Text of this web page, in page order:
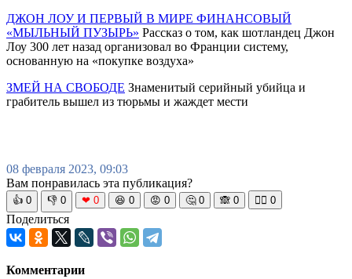
ДЖОН ЛОУ И ПЕРВЫЙ В МИРЕ ФИНАНСОВЫЙ
«МЫЛЬНЫЙ ПУЗЫРЬ» Рассказ о том, как шотландец Джон
Лоу 300 лет назад организовал во Франции систему,
основанную на «покупке воздуха»
ЗМЕЙ НА СВОБОДЕ Знаменитый серийный убийца и
грабитель вышел из тюрьмы и жаждет мести
08 февраля 2023, 09:03
Вам понравилась эта публикация?
👍 0 👎 0 ❤ 0 😆 0 😡 0 🤔 0 🙈 0 🧘‍♀️ 0
Поделиться
Комментарии